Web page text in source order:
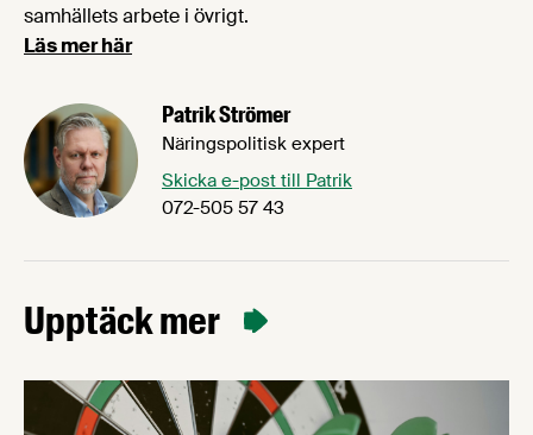
samhällets arbete i övrigt.
Läs mer här
Patrik Strömer
Näringspolitisk expert
Skicka e-post till Patrik
072-505 57 43
Upptäck mer